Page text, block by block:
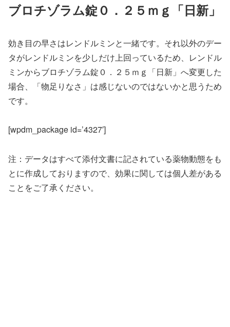
ブロチゾラム錠０．２５ｍｇ「日新」
効き目の早さはレンドルミンと一緒です。それ以外のデー
タがレンドルミンを少しだけ上回っているため、レンドル
ミンからブロチゾラム錠０．２５ｍｇ「日新」へ変更した
場合、「物足りなさ」は感じないのではないかと思うため
です。
[wpdm_package id=’4327′]
注：データはすべて添付文書に記されている薬物動態をも
とに作成しておりますので、効果に関しては個人差がある
ことをご了承ください。